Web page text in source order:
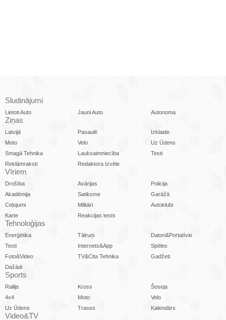
Sludinājumi
Lietoti Auto Jauni Auto Autonoma
Ziņas
Latvijā Pasaulē
Izklaide
Moto
Velo
Uz Ūdens
Smagā Tehnika
Lauksaimniecība
Testi
Reklāmraksti
Redaktora Izvēle
Vīriem
Drošība Avārijas
Policija
Akadēmija
Satiksme
Garāžā
Ceļojumi
Militāri
Autoklubi
Karte
Reakcijas tests
Tehnoloģijas
Enerģētika Tālruņi
Datori&Portatīvie
Testi
Internets&App
Spēles
Foto&Video
TV&Cita Tehnika
Gadžeti
Dažādi
Sports
Rallijs Kross
Šoseja
4x4
Moto
Velo
Uz Ūdens
Trases Kalendārs
Video&TV